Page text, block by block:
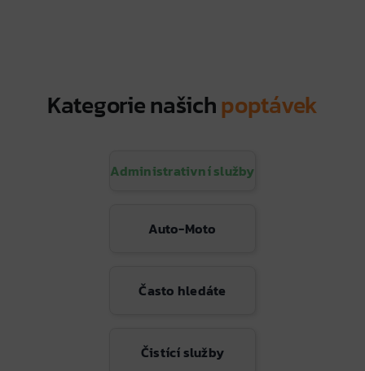
Kategorie našichpoptávek
Administrativní služby
Auto-Moto
Často hledáte
Čistící služby